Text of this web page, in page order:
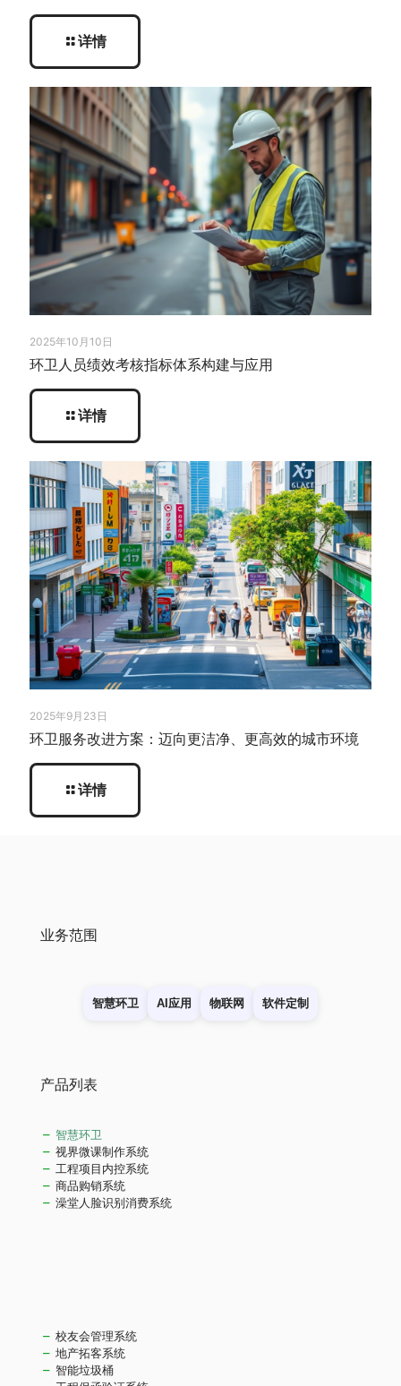
详情
2025年10月10日
环卫人员绩效考核指标体系构建与应用
详情
2025年9月23日
环卫服务改进方案：迈向更洁净、更高效的城市环境
详情
业务范围
智慧环卫 AI应用 物联网 软件定制
产品列表
智慧环卫
视界微课制作系统
工程项目内控系统
商品购销系统
澡堂人脸识别消费系统
校友会管理系统
地产拓客系统
智能垃圾桶